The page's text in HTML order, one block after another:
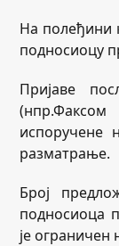
На полеђини
подносиоцу
Пријаве
испоручене
разматрање.
Број
подносиоца
је ограничен